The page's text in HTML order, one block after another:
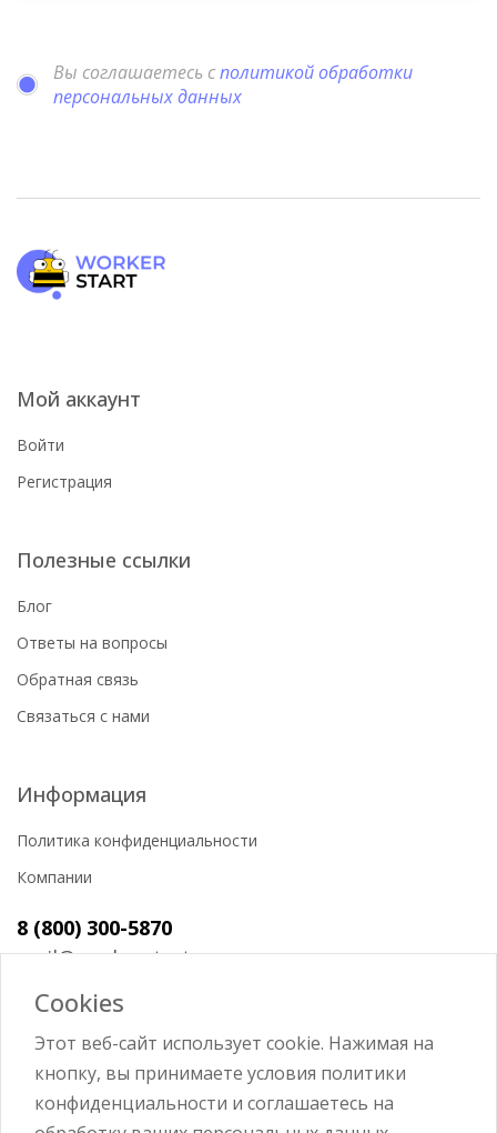
Вы соглашаетесь сполитикой обработки
персональных данных
Мой аккаунт
Войти
Регистрация
Полезные ссылки
Блог
Ответы на вопросы
Обратная связь
Связаться с нами
Информация
Политика конфиденциальности
Компании
8 (800) 300-5870
mail@workerstart.ru
Войти
Cookies
Этот веб-сайт использует cookie. Нажимая на
кнопку, вы принимаете условия политики
конфиденциальности и соглашаетесь на